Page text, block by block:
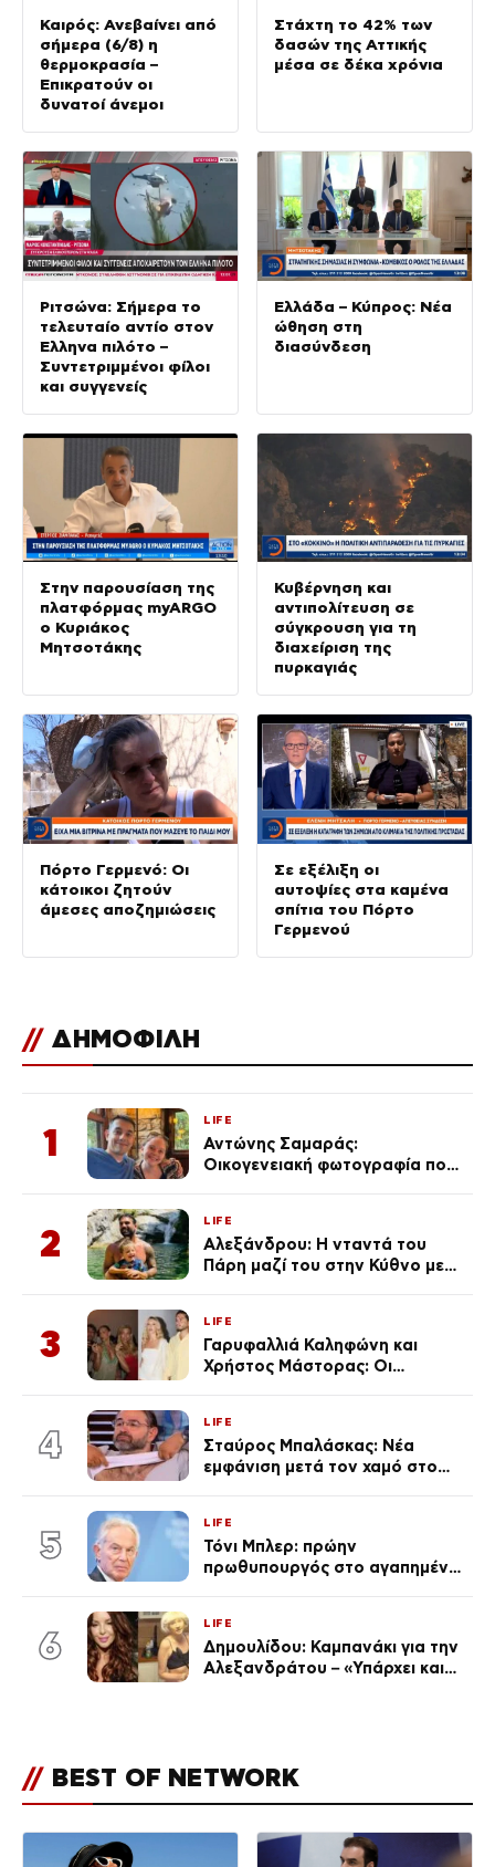
Καιρός: Ανεβαίνει από
σήμερα (6/8) η
θερμοκρασία –
Επικρατούν οι
δυνατοί άνεμοι
Στάχτη το 42% των
δασών της Αττικής
μέσα σε δέκα χρόνια
Ριτσώνα: Σήμερα το
τελευταίο αντίο στον
Έλληνα πιλότο –
Συντετριμμένοι φίλοι
και συγγενείς
Ελλάδα – Κύπρος: Νέα
ώθηση στη
διασύνδεση
Στην παρουσίαση της
πλατφόρμας myARGO
ο Κυριάκος
Μητσοτάκης
Κυβέρνηση και
αντιπολίτευση σε
σύγκρουση για τη
διαχείριση της
πυρκαγιάς
Πόρτο Γερμενό: Οι
κάτοικοι ζητούν
άμεσες αποζημιώσεις
Σε εξέλιξη οι
αυτοψίες στα καμένα
σπίτια του Πόρτο
Γερμενού
// ΔΗΜΟΦΙΛΗ
1
LIFE
Αντώνης Σαμαράς:
Οικογενειακή φωτογραφία που
Λένας
2
LIFE
Αλεξάνδρου: Η νταντά του
Πάρη μαζί του στην Κύθνο με
3
LIFE
Γαρυφαλλιά Καληφώνη και
Χρήστος Μάστορας: Οι
απαρατήρητη
4
LIFE
Σταύρος Μπαλάσκας: Νέα
εμφάνιση μετά τον χαμό στο
5
LIFE
Τόνι Μπλερ: πρώην
πρωθυπουργός στο αγαπημένο
6
LIFE
Δημουλίδου: Καμπανάκι για την
Αλεξανδράτου – «Υπάρχει και
// BEST OF NETWORK